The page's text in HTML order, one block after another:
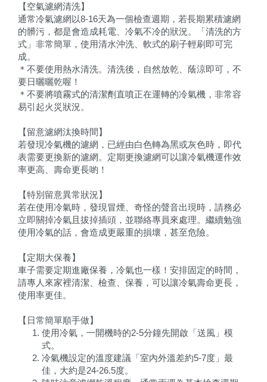
【空氣濾網清洗】
通常冷氣濾網以8-16天為一個檢查週期，若長期累積濾網
的髒污，都是會造成耗電、冷氣不冷的狀況。「清洗的方
式」非常簡單，使用清水沖洗、軟式的刷子輕刷即可完
成。
＊不要使用熱水清洗。清洗後，自然放乾、蔭涼即可，不
要日曬曬乾喔！
＊不要將噴霧式的清潔劑直噴正在運轉的冷氣機，非常容
易引起火災狀況。
【留意濾網汰換時間】
若發現冷氣機的濾網，已經由白色轉為黑或灰色時，即代
表需要更換新的濾網。定期更換濾網可以讓冷氣機運作效
率更高、壽命更長喲！
【特別留意異常狀況】
若在使用冷氣時，發現冒煙、奇怪的聲音出現時，請務必
立即關掉冷氣且拔掉插頭，並聯絡專員來處理。繼續勉強
使用冷氣的話，會造成更嚴重的損壞，甚至危險。
【定期大保養】
車子需要定期進廠保養，冷氣也一樣！安排固定的時間，
請專人來家裡清潔、檢查、保養，可以讓冷氣壽命更長，
使用率更佳。
【日常簡單順手做】
使用冷氣，一開機時的2-5分鐘先開啟「送風」模
式。
冷氣機設定的溫度建議「室內外溫差約5-7度」最
佳，大約是24-26.5度。